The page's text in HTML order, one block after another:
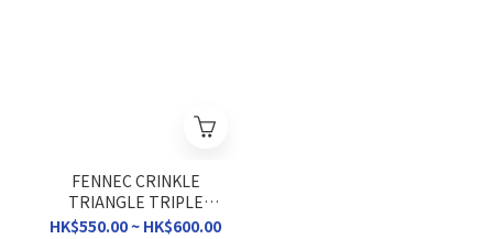
FENNEC CRINKLE
TRIANGLE TRIPLE
WALLET
HK$550.00 ~ HK$600.00